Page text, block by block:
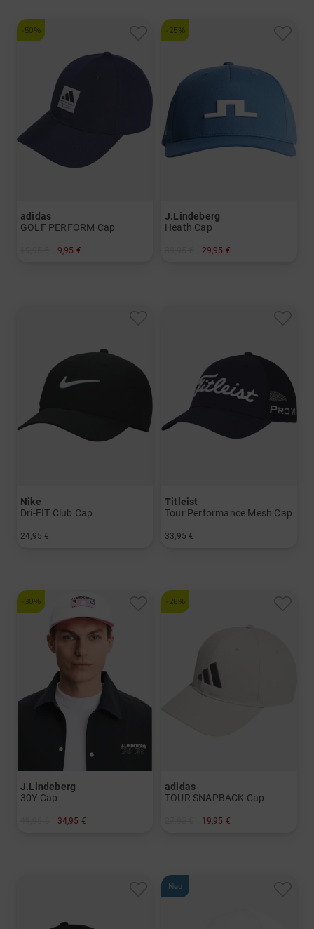
-50%
adidas
GOLF PERFORM Cap
9,95 €
-25%
J.Lindeberg
Heath Cap
29,95 €
Nike
Dri-FIT Club Cap
24,95 €
Titleist
Tour Performance Mesh Cap
33,95 €
-30%
J.Lindeberg
30Y Cap
34,95 €
-28%
adidas
TOUR SNAPBACK Cap
19,95 €
Neu